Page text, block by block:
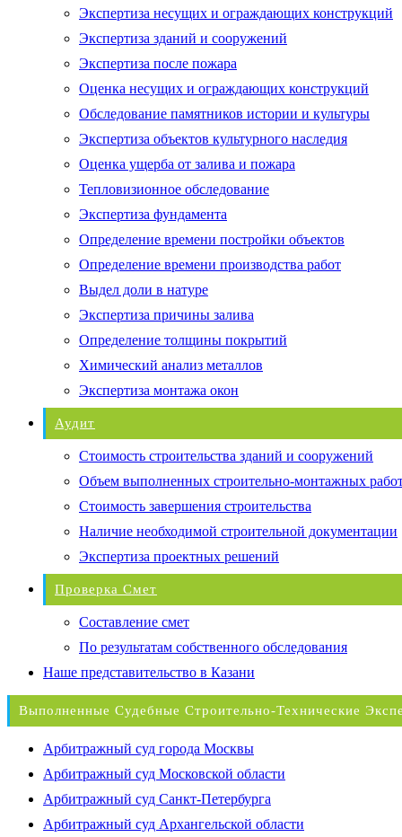
Экспертиза несущих и ограждающих конструкций
Экспертиза зданий и сооружений
Экспертиза после пожара
Оценка несущих и ограждающих конструкций
Обследование памятников истории и культуры
Экспертиза объектов культурного наследия
Оценка ущерба от залива и пожара
Тепловизионное обследование
Экспертиза фундамента
Определение времени постройки объектов
Определение времени производства работ
Выдел доли в натуре
Экспертиза причины залива
Определение толщины покрытий
Химический анализ металлов
Экспертиза монтажа окон
Аудит
Стоимость строительства зданий и сооружений
Объем выполненных строительно-монтажных
Стоимость завершения строительства
Наличие необходимой строительной документации
Экспертиза проектных решений
Проверка Смет
Составление смет
По результатам собственного обследования
Наше представительство в Казани
Выполненные Судебные Строительно-Технические
Арбитражный суд города Москвы
Арбитражный суд Московской области
Арбитражный суд Санкт-Петербурга
Арбитражный суд Архангельской области